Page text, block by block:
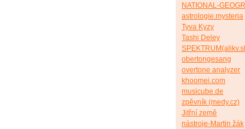
NATIONAL-
astrologie.mysteria
Tyva Kyzy
Tashi Deley
obertongesang
overtone analyzer
khoomei.com
musicube.de
zpěvník (medy.cz)
Jitřní země
nástroje-Martin žák